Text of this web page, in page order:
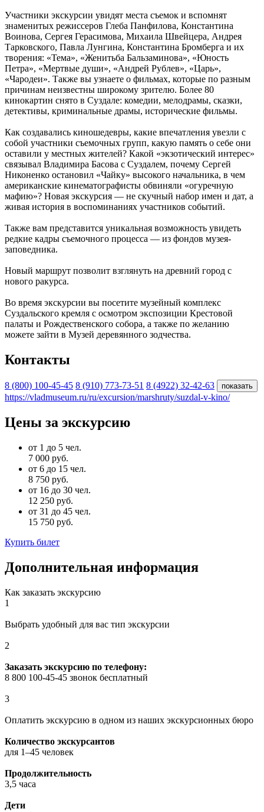
Участники экскурсии увидят места съемок и вспомнят
знаменитых режиссеров Глеба Панфилова, Константина
Воинова, Сергея Герасимова, Михаила Швейцера, Андрея
Тарковского, Павла Лунгина, Константина Бромберга и их
творения: «Тема», «Женитьба Бальзаминова», «Юность
Петра», «Мертвые души», «Андрей Рублев», «Царь»,
«Чародеи». Также вы узнаете о фильмах, которые по разным
причинам неизвестны широкому зрителю. Более 80
кинокартин снято в Суздале: комедии, мелодрамы, сказки,
детективы, криминальные драмы, исторические фильмы.
Как создавались киношедевры, какие впечатления увезли с
собой участники съемочных групп, какую память о себе они
оставили у местных жителей? Какой «экзотический интерес»
связывал Владимира Басова с Суздалем, почему Сергей
Никоненко остановил «Чайку» высокого начальника, в чем
американские кинематографисты обвиняли «огуречную
мафию»? Новая экскурсия — не скучный набор имен и дат, а
живая история в воспоминаниях участников событий.
Также вам представится уникальная возможность увидеть
редкие кадры съемочного процесса — из фондов музея-
заповедника.
Новый маршрут позволит взглянуть на древний город с
нового ракурса.
Во время экскурсии вы посетите музейный комплекс
Суздальского кремля с осмотром экспозиции Крестовой
палаты и Рождественского собора, а также по желанию
можете зайти в Музей деревянного зодчества.
Контакты
8 (800) 100-45-45 8 (910) 773-73-51 8 (4922) 32-42-63 показать
https://vladmuseum.ru/ru/excursion/marshruty/suzdal-v-kino/
Цены за экскурсию
от 1 до 5 чел.
7 000 руб.
от 6 до 15 чел.
8 750 руб.
от 16 до 30 чел.
12 250 руб.
от 31 до 45 чел.
15 750 руб.
Купить билет
Дополнительная информация
Как заказать экскурсию
1
Выбрать удобный для вас тип экскурсии
2
Заказать экскурсию по телефону:
8 800 100-45-45 звонок бесплатный
3
Оплатить экскурсию в одном из наших экскурсионных бюро
Количество экскурсантов
для 1–45 человек
Продолжительность
3,5 часа
Дети